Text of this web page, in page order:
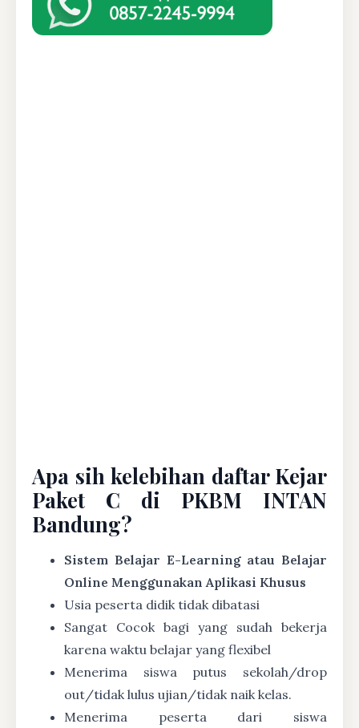
Apa sih kelebihan daftar Kejar
Paket C di PKBM INTAN
Bandung?
Sistem Belajar E-Learning atau Belajar
Online Menggunakan Aplikasi Khusus
Usia peserta didik tidak dibatasi
Sangat Cocok bagi yang sudah bekerja
karena waktu belajar yang flexibel
Menerima siswa putus sekolah/drop
out/tidak lulus ujian/tidak naik kelas.
Menerima peserta dari siswa